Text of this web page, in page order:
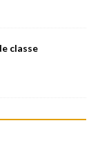
classe